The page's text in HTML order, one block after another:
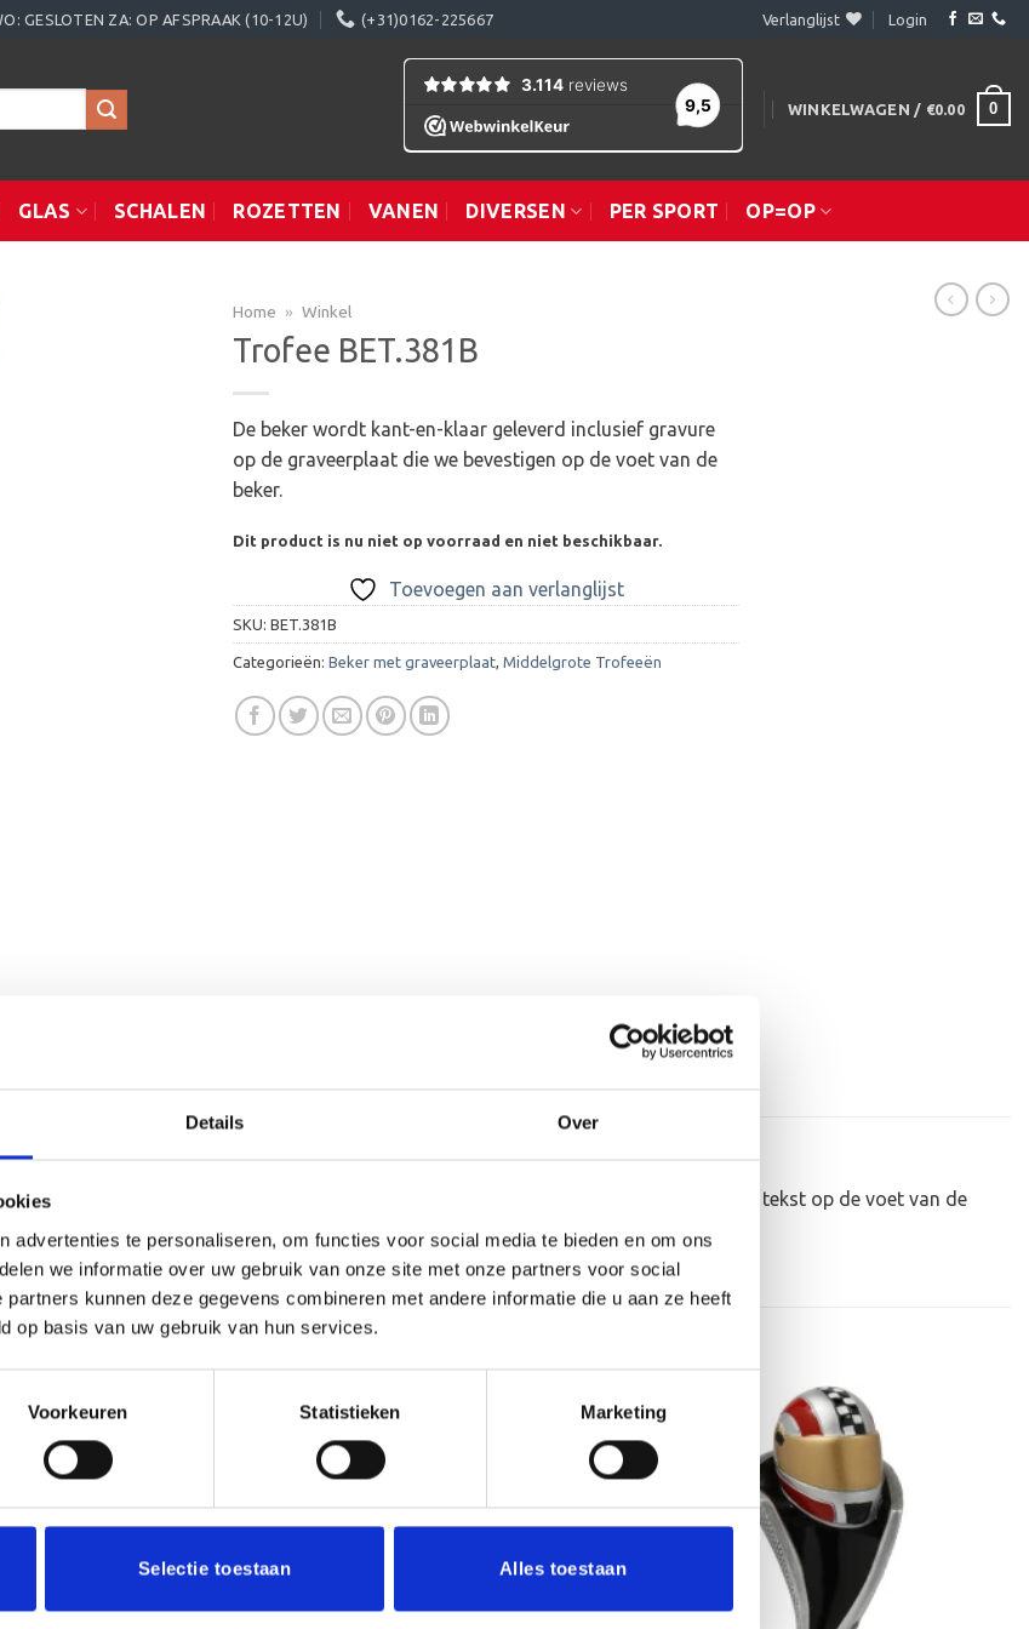
Details Over
advertenties te personaliseren, om functies voor social media te bieden en om ons
we informatie over uw gebruik van onze site met onze partners voor social
kunnen deze gegevens combineren met andere informatie die u aan ze heeft
op basis van uw gebruik van hun services.
Voorkeuren Statistieken Marketing
Selectie toestaan Alles toestaan
GESLOTEN ZA: OP AFSPRAAK (10-12U) (+31)0162-225667 Verlanglijst Login
WINKELWAGEN / €0.00 0
GLAS SCHALEN ROZETTEN VANEN DIVERSEN PER SPORT OP=OP
Home » Winkel
Trofee BET.381B
De beker wordt kant-en-klaar geleverd inclusief gravure
op de graveerplaat die we bevestigen op de voet van de
beker.
Dit product is nu niet op voorraad en niet beschikbaar.
Toevoegen aan verlanglijst
SKU: BET.381B
Categorieën: Beker met graveerplaat, Middelgrote Trofeeën
of businessevenement. We kunnen de beker personaliseren door er een tekst op de voet van de
plaatje.
aan
verlanglijst
Aanbieding!
aan
verlanglijst
Aanbieding!